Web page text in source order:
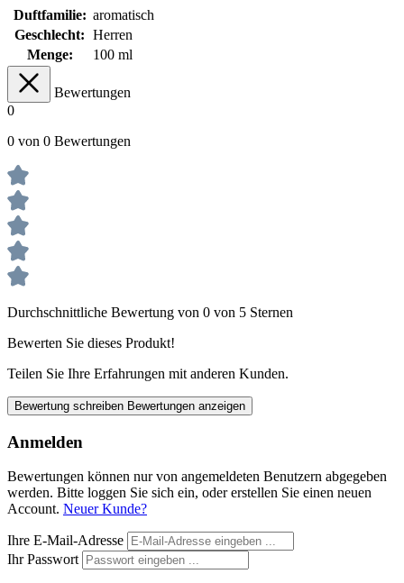
Duftfamilie: aromatisch
Geschlecht: Herren
Menge:
100 ml
Bewertungen
0
0 von 0 Bewertungen
Durchschnittliche Bewertung von 0 von 5 Sternen
Bewerten Sie dieses Produkt!
Teilen Sie Ihre Erfahrungen mit anderen Kunden.
Bewertung schreiben Bewertungen anzeigen
Anmelden
Bewertungen können nur von angemeldeten Benutzern abgegeben
werden. Bitte loggen Sie sich ein, oder erstellen Sie einen neuen
Account. Neuer Kunde?
Ihre E-Mail-Adresse
Ihr Passwort